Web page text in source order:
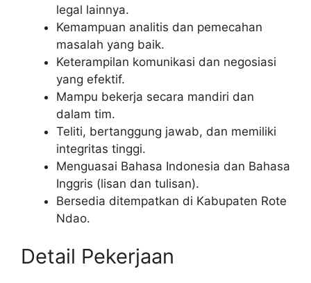
legal lainnya.
Kemampuan analitis dan pemecahan
masalah yang baik.
Keterampilan komunikasi dan negosiasi
yang efektif.
Mampu bekerja secara mandiri dan
dalam tim.
Teliti, bertanggung jawab, dan memiliki
integritas tinggi.
Menguasai Bahasa Indonesia dan Bahasa
Inggris (lisan dan tulisan).
Bersedia ditempatkan di Kabupaten Rote
Ndao.
Detail Pekerjaan